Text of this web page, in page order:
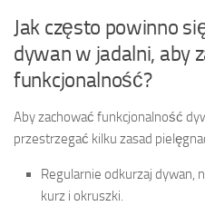
Jak często powinno
dywan w jadalni, aby
funkcjonalność?
Aby zachować funkcjonalność
przestrzegać kilku zasad
Regularnie odkurzaj dywan,
kurz i okruszki.